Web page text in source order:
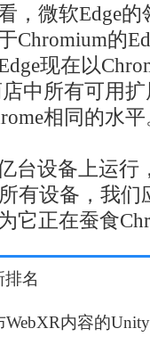
，微软Edge
Chromium的
现在以
中所有可用
相同的水平
台设备上运行
有设备，我们
它正在蚕食
名
内容的